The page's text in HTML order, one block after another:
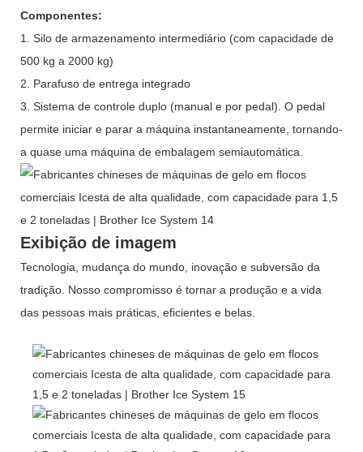
Componentes:
1. Silo de armazenamento intermediário (com capacidade de
500 kg a 2000 kg)
2. Parafuso de entrega integrado
3. Sistema de controle duplo (manual e por pedal). O pedal
permite iniciar e parar a máquina instantaneamente, tornando-
a quase uma máquina de embalagem semiautomática.
Exibição de imagem
Tecnologia, mudança do mundo, inovação e subversão da
tradição. Nosso compromisso é tornar a produção e a vida
das pessoas mais práticas, eficientes e belas.